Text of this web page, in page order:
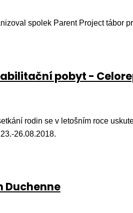
spolek Parent Project tábor
pobyt -
rodin se v letošním roce
26.08.2018.
Duchenne